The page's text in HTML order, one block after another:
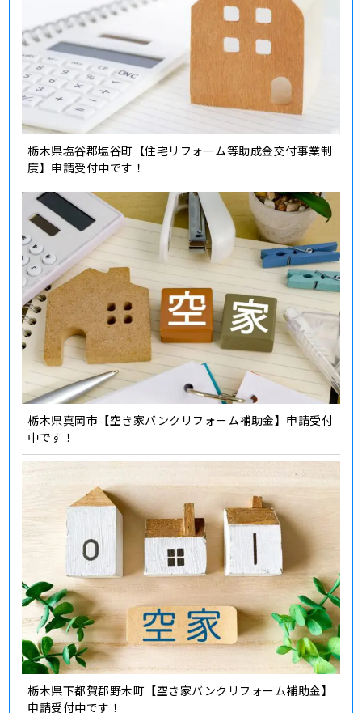
栃木県塩谷郡塩谷町【住宅リフォーム等助成金交付事業制
度】申請受付中です！
栃木県真岡市【空き家バンクリフォーム補助金】申請受付
中です！
栃木県下都賀郡野木町【空き家バンクリフォーム補助金】
申請受付中です！